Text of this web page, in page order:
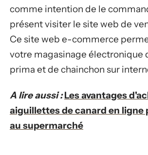
comme intention de le
présent visiter le site web de
Ce site web e-commerce
votre magasinage électronique
prima et de chainchon sur
A lire aussi : Les avantages
aiguillettes de canard en ligne
au supermarché